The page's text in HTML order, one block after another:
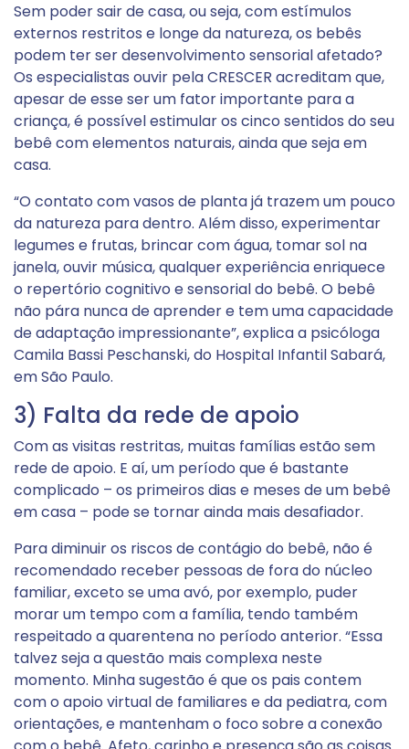
Sem poder sair de casa, ou seja, com estímulos
externos restritos e longe da natureza, os bebês
podem ter ser desenvolvimento sensorial afetado?
Os especialistas ouvir pela CRESCER acreditam que,
apesar de esse ser um fator importante para a
criança, é possível estimular os cinco sentidos do seu
bebê com elementos naturais, ainda que seja em
casa.
“O contato com vasos de planta já trazem um pouco
da natureza para dentro. Além disso, experimentar
legumes e frutas, brincar com água, tomar sol na
janela, ouvir música, qualquer experiência enriquece
o repertório cognitivo e sensorial do bebê. O bebê
não pára nunca de aprender e tem uma capacidade
de adaptação impressionante”, explica a psicóloga
Camila Bassi Peschanski, do Hospital Infantil Sabará,
em São Paulo.
3) Falta da rede de apoio
Com as visitas restritas, muitas famílias estão sem
rede de apoio. E aí, um período que é bastante
complicado – os primeiros dias e meses de um bebê
em casa – pode se tornar ainda mais desafiador.
Para diminuir os riscos de contágio do bebê, não é
recomendado receber pessoas de fora do núcleo
familiar, exceto se uma avó, por exemplo, puder
morar um tempo com a família, tendo também
respeitado a quarentena no período anterior. “Essa
talvez seja a questão mais complexa neste
momento. Minha sugestão é que os pais contem
com o apoio virtual de familiares e da pediatra, com
orientações, e mantenham o foco sobre a conexão